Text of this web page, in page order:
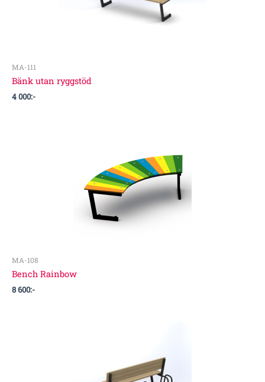
MA-111
Bänk utan ryggstöd
4 000:-
MA-108
Bench Rainbow
8 600:-